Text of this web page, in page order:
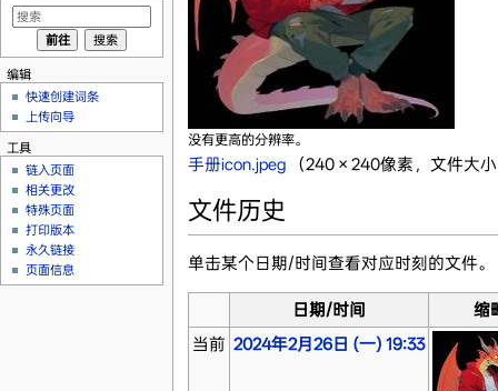
没有更高的分辨率。
手册icon.jpeg‎ （240 × 240像素，文件大
文件历史
单击某个日期/时间查看对应时刻的文件。
日期/时间
缩
当前 2024年2月26日 (一) 19:33
编辑
快速创建词条
上传向导
工具
链入页面
相关更改
特殊页面
打印版本
永久链接
页面信息